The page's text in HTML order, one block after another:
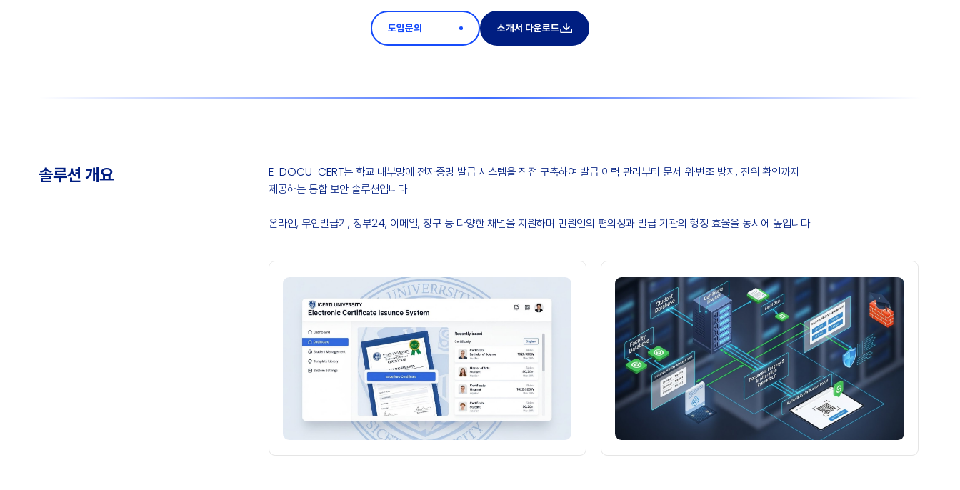
도입문의 소개서 다운로드
솔루션 개요
E-DOCU-CERT는 학교 내부망에 전자증명 발급 시스템을 직접 구축하여 발급 이력 관리부터 문서 위·변조 방지, 진위 확인까지
제공하는 통합 보안 솔루션입니다
온라인, 무인발급기, 정부24, 이메일, 창구 등 다양한 채널을 지원하며 민원인의 편의성과 발급 기관의 행정 효율을 동시에 높입니다